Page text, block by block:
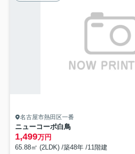
名古屋市熱田区一番
ニューコーポ白鳥
1,499万円
65.88㎡ (2LDK) /築48年 /11階建